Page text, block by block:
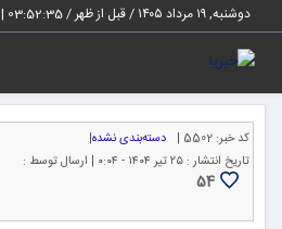
دوشنبه, ۱۹ مرداد ۱۴۰۵ / قبل از ظهر / 03:52:36
|
کد خبر: 5502 | دسته‌بندی نشده|
تاریخ انتشار : ۲۵ تیر ۱۴۰۴ - ۰:۰۴ | ارسال توسط :
54